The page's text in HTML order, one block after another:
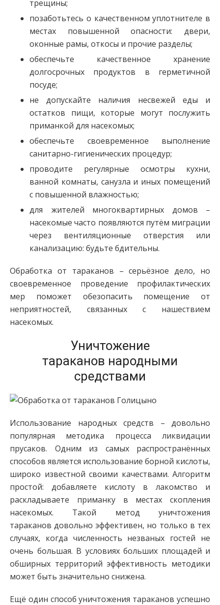
трещины;
позаботьтесь о качественном уплотнителе в
местах повышенной опасности: двери,
оконные рамы, откосы и прочие разделы;
обеспечьте качественное хранение
долгосрочных продуктов в герметичной
посуде;
не допускайте наличия несвежей еды и
остатков пищи, которые могут послужить
приманкой для насекомых;
обеспечьте своевременное выполнение
санитарно-гигиенических процедур;
проводите регулярные осмотры кухни,
ванной комнаты, санузла и иных помещений
с повышенной влажностью;
для жителей многоквартирных домов –
насекомые часто появляются путём миграции
через вентиляционные отверстия или
канализацию: будьте бдительны.
Обработка от тараканов – серьёзное дело, но
своевременное проведение профилактических
мер поможет обезопасить помещение от
неприятностей, связанных с нашествием
насекомых.
Уничтожение
тараканов народными
средствами
Использование народных средств – довольно
популярная методика процесса ликвидации
прусаков. Одним из самых распространённых
способов является использование борной кислоты,
широко известной своими качествами. Алгоритм
простой: добавляете кислоту в лакомство и
раскладываете приманку в местах скопления
насекомых. Такой метод уничтожения
тараканов довольно эффективен, но только в тех
случаях, когда численность незваных гостей не
очень большая. В условиях больших площадей и
обширных территорий эффективность методики
может быть значительно снижена.
Ещё один способ уничтожения тараканов успешно